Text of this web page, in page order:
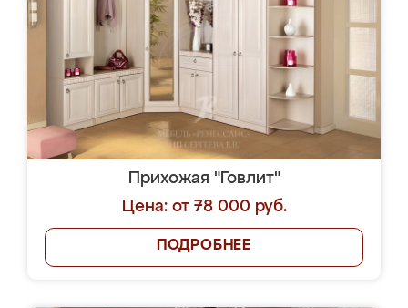
Прихожая "Говлит"
Цена: от 78 000 руб.
ПОДРОБНЕЕ